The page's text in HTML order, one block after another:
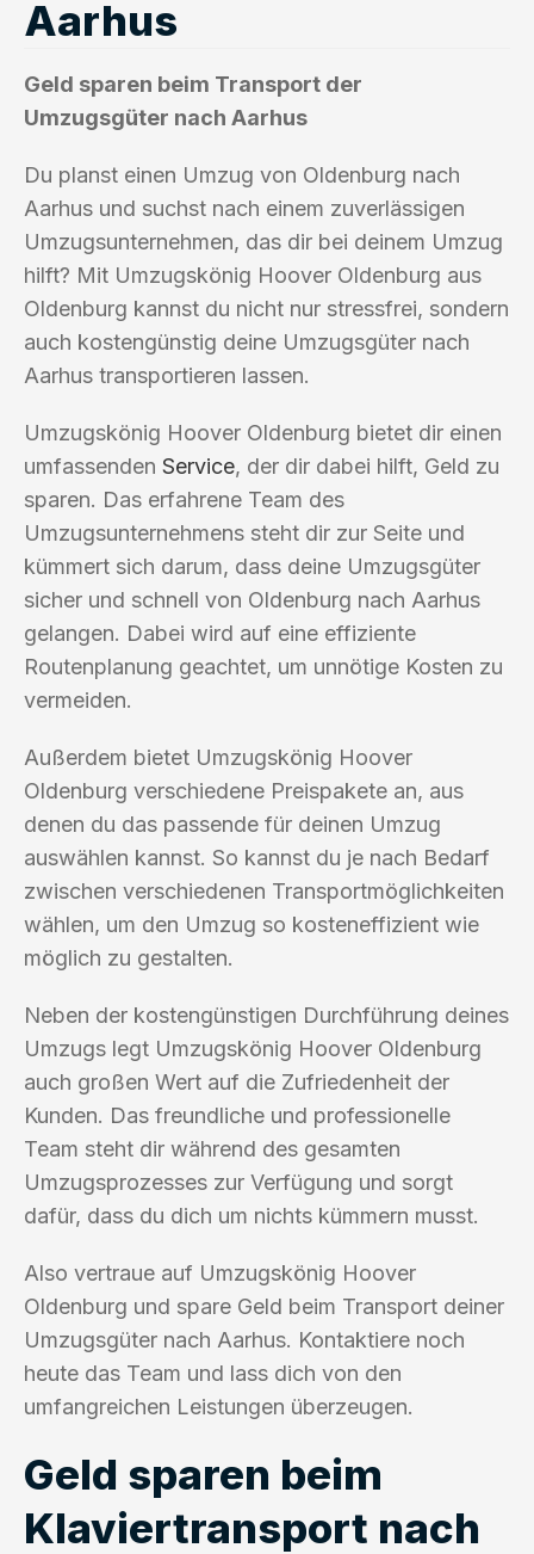
Aarhus
Geld sparen beim Transport der
Umzugsgüter nach Aarhus
Du planst einen Umzug von Oldenburg nach
Aarhus und suchst nach einem zuverlässigen
Umzugsunternehmen, das dir bei deinem Umzug
hilft? Mit Umzugskönig Hoover Oldenburg aus
Oldenburg kannst du nicht nur stressfrei, sondern
auch kostengünstig deine Umzugsgüter nach
Aarhus transportieren lassen.
Umzugskönig Hoover Oldenburg bietet dir einen
umfassenden Service, der dir dabei hilft, Geld zu
sparen. Das erfahrene Team des
Umzugsunternehmens steht dir zur Seite und
kümmert sich darum, dass deine Umzugsgüter
sicher und schnell von Oldenburg nach Aarhus
gelangen. Dabei wird auf eine effiziente
Routenplanung geachtet, um unnötige Kosten zu
vermeiden.
Außerdem bietet Umzugskönig Hoover
Oldenburg verschiedene Preispakete an, aus
denen du das passende für deinen Umzug
auswählen kannst. So kannst du je nach Bedarf
zwischen verschiedenen Transportmöglichkeiten
wählen, um den Umzug so kosteneffizient wie
möglich zu gestalten.
Neben der kostengünstigen Durchführung deines
Umzugs legt Umzugskönig Hoover Oldenburg
auch großen Wert auf die Zufriedenheit der
Kunden. Das freundliche und professionelle
Team steht dir während des gesamten
Umzugsprozesses zur Verfügung und sorgt
dafür, dass du dich um nichts kümmern musst.
Also vertraue auf Umzugskönig Hoover
Oldenburg und spare Geld beim Transport deiner
Umzugsgüter nach Aarhus. Kontaktiere noch
heute das Team und lass dich von den
umfangreichen Leistungen überzeugen.
Geld sparen beim
Klaviertransport nach